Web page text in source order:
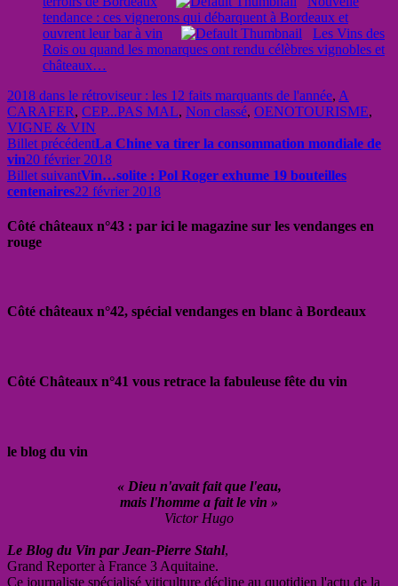
tendance : ces vignerons qui débarquent à Bordeaux et
ouvrent leur bar à vin
Les Vins des
Rois ou quand les monarques ont rendu célèbres vignobles et
châteaux…
2018 dans le rétroviseur : les 12 faits marquants de l'année, A
CARAFER, CEP...PAS MAL, Non classé, OENOTOURISME,
VIGNE & VIN
Billet précédentLa Chine va tirer la consommation mondiale de
vin20 février 2018
Billet suivantVin…solite : Pol Roger exhume 19 bouteilles
centenaires22 février 2018
Côté châteaux n°43 : par ici le magazine sur les vendanges en
rouge
Côté châteaux n°42, spécial vendanges en blanc à Bordeaux
Côté Châteaux n°41 vous retrace la fabuleuse fête du vin
le blog du vin
« Dieu n'avait fait que l'eau,
mais l'homme a fait le vin »
Victor Hugo
Le Blog du Vin par Jean-Pierre Stahl,
Grand Reporter à France 3 Aquitaine.
Ce journaliste spécialisé viticulture décline au quotidien l'actu de la